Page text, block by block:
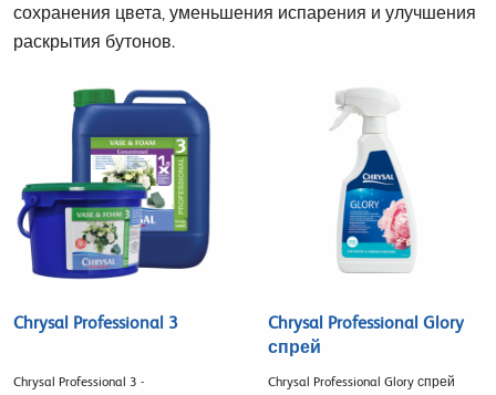
сохранения цвета, уменьшения испарения и улучшения
раскрытия бутонов.
Chrysal Professional 3
Chrysal Professional 3 -
Chrysal Professional Glory
спрей
Chrysal Professional Glory спрей